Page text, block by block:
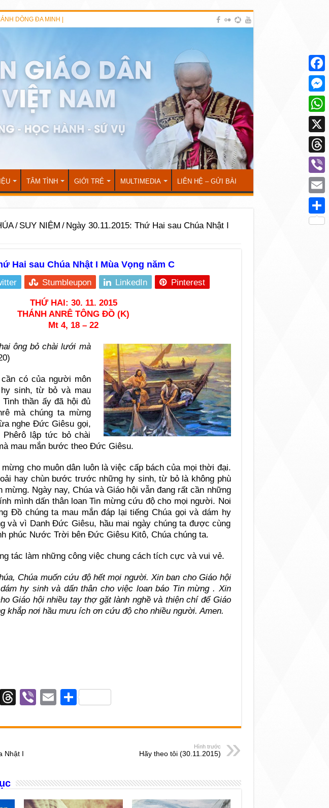
DÒNG ĐA MINH |
TÂM TÌNH GIỚI TRẺ MULTIMEDIA LIÊN HỆ – GỬI BÀI
/ SUY NIỆM / Ngày 30.11.2015: Thứ Hai sau Chúa Nhật I
Hai sau Chúa Nhật I Mùa Vọng năm C
Stumbleupon LinkedIn Pinterest
THỨ HAI: 30. 11. 2015
THÁNH ANRÊ TÔNG ĐỒ (K)
Mt 4, 18 – 22
ông bỏ chài lưới mà
có của người môn
sinh, từ bỏ và mau
thần ấy đã hội đủ
mà chúng ta mừng
nghe Đức Giêsu gọi,
lập tức bỏ chài
mau mắn bước theo Đức Giêsu.
cho muôn dân luôn là việc cấp bách của mọi thời đại.
hay chùn bước trước những hy sinh, từ bỏ là không phù
Ngày nay, Chúa và Giáo hội vẫn đang rất cần những
mình dấn thân loan Tin mừng cứu độ cho mọi người. Noi
Đồ chúng ta mau mắn đáp lại tiếng Chúa gọi và dám hy
và vì Danh Đức Giêsu, hầu mai ngày chúng ta được cùng
phúc Nước Trời bên Đức Giêsu Kitô, Chúa chúng ta.
tác làm những công việc chung cách tích cực và vui vẻ.
Chúa muốn cứu độ hết mọi người. Xin ban cho Giáo hội
hy sinh và dấn thân cho việc loan báo Tin mừng . Xin
Giáo hội nhiều tay thợ gặt lành nghề và thiện chí để Giáo
khắp nơi hầu mưu ích ơn cứu độ cho nhiều người. Amen.
X
T
e
d
s
Vi
er
E
ail
S
ar
Nhật I
Hình trước
Hãy theo tôi (30.11.2015)
X
Viber